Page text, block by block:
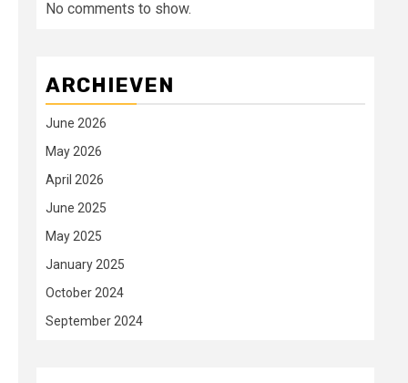
No comments to show.
ARCHIEVEN
June 2026
May 2026
April 2026
June 2025
May 2025
January 2025
October 2024
September 2024